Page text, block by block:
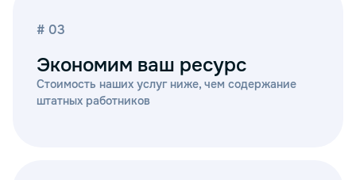
# 03
Экономим ваш ресурс
Стоимость наших услуг ниже, чем содержание
штатных работников